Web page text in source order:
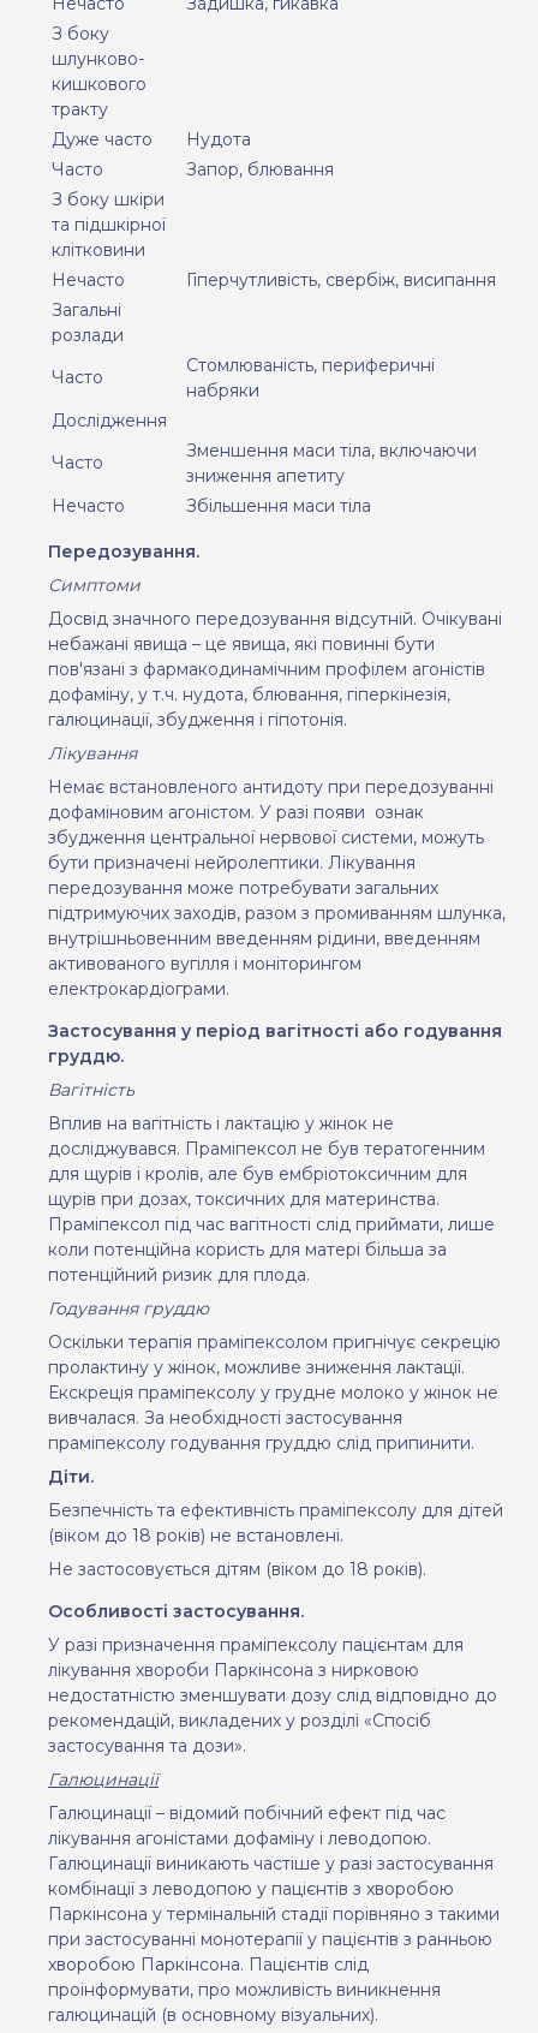
З боку
шлунково-
кишкового
тракту
Дуже часто
Нудота
Часто
Запор, блювання
З боку шкіри
та підшкірної
клітковини
Нечасто
Гіперчутливість, свербіж, висипання
Загальні
розлади
Часто
Стомлюваність, периферичні
набряки
Дослідження
Часто
Зменшення маси тіла, включаючи
зниження апетиту
Нечасто
Збільшення маси тіла
Передозування.
Симптоми
Досвід значного передозування відсутній. Очікувані
небажані явища – це явища, які повинні бути
пов'язані з фармакодинамічним профілем агоністів
дофаміну, у т.ч. нудота, блювання, гіперкінезія,
галюцинації, збудження і гіпотонія.
Лікування
Немає встановленого антидоту при передозуванні
дофаміновим агоністом. У разі появи ознак
збудження центральної нервової системи, можуть
бути призначені нейролептики. Лікування
передозування може потребувати загальних
підтримуючих заходів, разом з промиванням шлунка,
внутрішньовенним введенням рідини, введенням
активованого вугілля і моніторингом
електрокардіограми.
Застосування у період вагітності або годування
груддю.
Вагітність
Вплив на вагітність і лактацію у жінок не
досліджувався. Праміпексол не був тератогенним
для щурів і кролів, але був ембріотоксичним для
щурів при дозах, токсичних для материнства.
Праміпексол під час вагітності слід приймати, лише
коли потенційна користь для матері більша за
потенційний ризик для плода.
Годування груддю
Оскільки терапія праміпексолом пригнічує секрецію
пролактину у жінок, можливе зниження лактації.
Екскреція праміпексолу у грудне молоко у жінок не
вивчалася. За необхідності застосування
праміпексолу годування груддю слід припинити.
Діти.
Безпечність та ефективність праміпексолу для дітей
(віком до 18 років) не встановлені.
Не застосовується дітям (віком до 18 років).
Особливості застосування.
У разі призначення праміпексолу пацієнтам для
лікування хвороби Паркінсона з нирковою
недостатністю зменшувати дозу слід відповідно до
рекомендацій, викладених у розділі «Спосіб
застосування та дози».
Галюцинації
Галюцинації – відомий побічний ефект під час
лікування агоністами дофаміну і леводопою.
Галюцинації виникають частіше у разі застосування
комбінації з леводопою у пацієнтів з хворобою
Паркінсона у термінальній стадії порівняно з такими
при застосуванні монотерапії у пацієнтів з ранньою
хворобою Паркінсона. Пацієнтів слід
проінформувати, про можливість виникнення
галюцинацій (в основному візуальних).